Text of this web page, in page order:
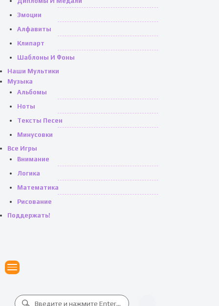
Эмоции
Алфавиты
Клипарт
Шаблоны И Фоны
Наши Мультики
Музыка
Альбомы
Ноты
Тексты Песен
Минусовки
Все Игры
Внимание
Логика
Математика
Рисование
Поддержать!